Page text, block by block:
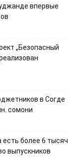
впервые
„Безопасный
в Согде
сомони
более 6 тысяч
выпускников